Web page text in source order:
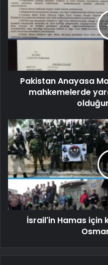
Pakistan Anayasa
mahkemelerde
İsrail'in Hamas için